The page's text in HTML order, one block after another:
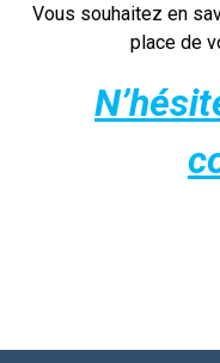
Vous souhaitez en
place de